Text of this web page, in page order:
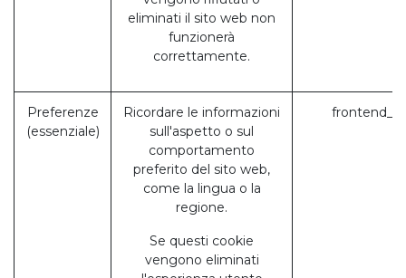
eliminati il sito web non
funzionerà
correttamente.
Preferenze
(essenziale)
Ricordare le informazioni
sull'aspetto o sul
comportamento
preferito del sito web,
come la lingua o la
regione.
Se questi cookie
vengono eliminati